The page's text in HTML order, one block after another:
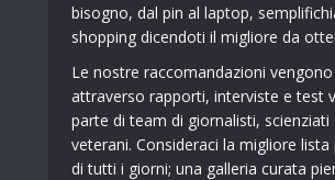
bisogno, dal pin al laptop,
shopping dicendoti il ​​migliore da
Le nostre raccomandazioni
attraverso rapporti, interviste e test
parte di team di giornalisti, scienziati
veterani. Consideraci la migliore lista
di tutti i giorni; una galleria curata